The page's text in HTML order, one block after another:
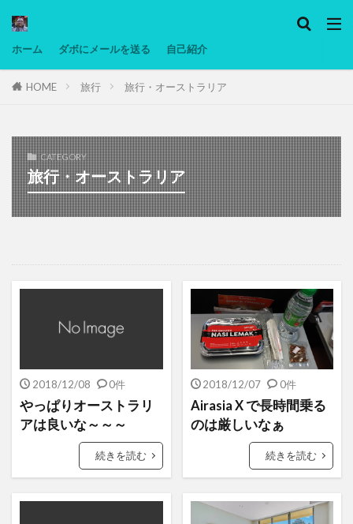
ホーム ダボにメールを送る 自己紹介
HOME 旅行 旅行・オーストラリア
CATEGORY
旅行・オーストラリア
2018/12/08 0件
やっぱりオーストラリ
アは良いな～～～
続きを読む
2018/12/07 0件
Airasia X で長時間乗る
のは厳しいなぁ
続きを読む
タグ
マレーシア動画
ヨーグルト
低温調理・スロークッカー
低糖質ダイエット
備忘録
動画 日本人村社会 脱水シート